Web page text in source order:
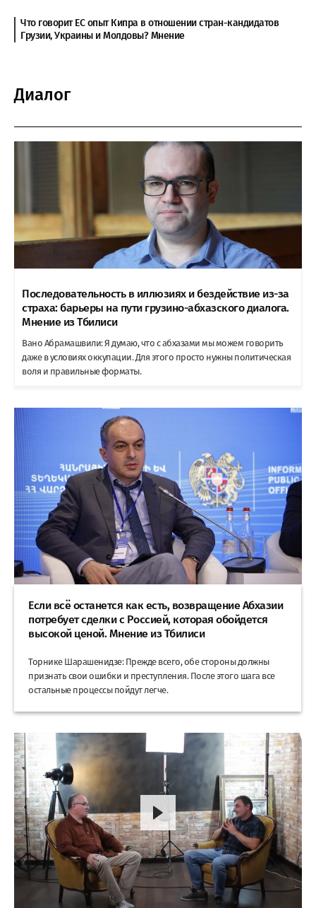
Что говорит ЕС опыт Кипра в отношении стран-кандидатов
Грузии, Украины и Молдовы? Мнение
Диалог
Последовательность в иллюзиях и бездействие из-за
страха: барьеры на пути грузино-абхазского диалога.
Мнение из Тбилиси
Вано Абрамашвили: Я думаю, что с абхазами мы можем говорить
даже в условиях оккупации. Для этого просто нужны политическая
воля и правильные форматы.
Если всё останется как есть, возвращение Абхазии
потребует сделки с Россией, которая обойдется
высокой ценой. Мнение из Тбилиси
Торнике Шарашенидзе: Прежде всего, обе стороны должны
признать свои ошибки и преступления. После этого шага все
остальные процессы пойдут легче.